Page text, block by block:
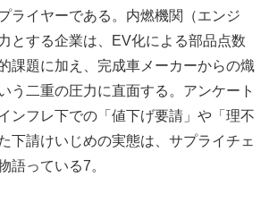
ライヤーである。内燃機関（エンジ
とする企業は、EV化による部品点数
課題に加え、完成車メーカーからの熾
う二重の圧力に直面する。アンケート
ンフレ下での「値下げ要請」や「理不
下請けいじめの実態は、サプライチェ
語っている7。